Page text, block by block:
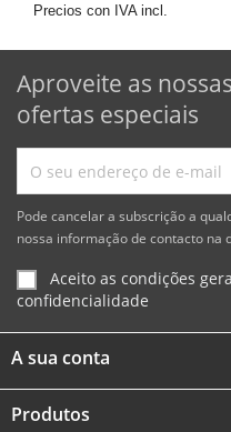
Precios con IVA incl.
Aproveite as
ofertas especiais
Pode cancelar a subscrição a
nossa informação de contacto na
Aceito as condições
confidencialidade
A sua conta
Produtos